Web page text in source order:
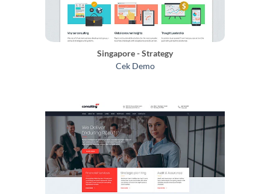
Singapore - Strategy
Cek Demo